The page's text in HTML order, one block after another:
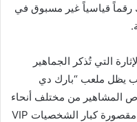
رقماً قياسياً غير مسبوق في
التي تُذكر الجماهير
يظل ملعب “بارك دي
المشاهير من مختلف أنحاء
العالم على التواجد بصفة مستمرة في مقصورة كبار الشخصيات VIP